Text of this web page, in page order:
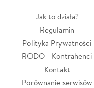
Jak to działa?
Regulamin
Polityka Prywatności
RODO - Kontrahenci
Kontakt
Porównanie serwisów